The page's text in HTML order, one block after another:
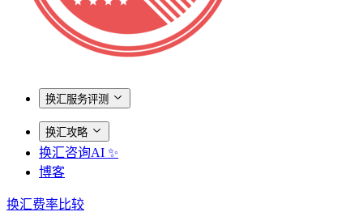
换汇服务评测
换汇攻略
换汇咨询AI ✨
博客
换汇费率比较